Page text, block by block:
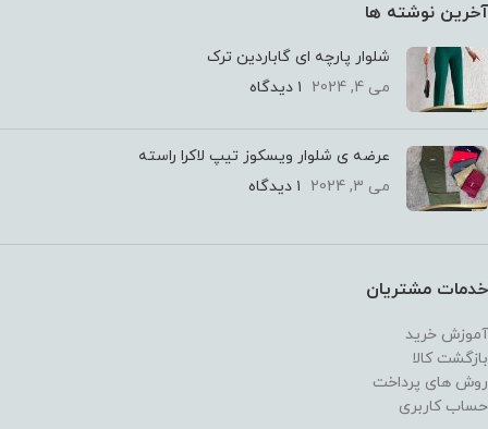
آخرین نوشته ها
شلوار پارچه ای گاباردین ترک
می 4, 2024
۱ دیدگاه
عرضه ی شلوار ویسکوز تیپ لاکرا راسته
می 3, 2024
۱ دیدگاه
خدمات مشتریان
آموزش خرید
بازگشت کالا
روش های پرداخت
حساب کاربری